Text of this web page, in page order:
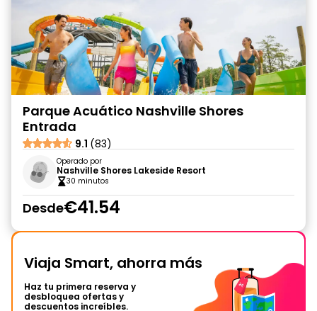
Parque Acuático Nashville Shores
Entrada
9.1 (83)
Operado por
Nashville Shores Lakeside Resort
30 minutos
Desde€41.54
Viaja Smart, ahorra más
Haz tu primera reserva y
desbloquea ofertas y
descuentos increíbles.